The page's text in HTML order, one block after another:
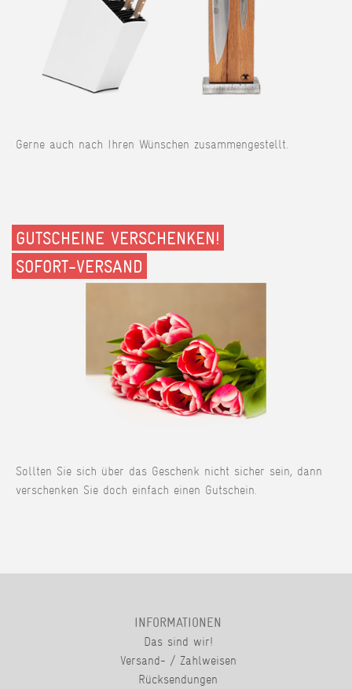
Gerne auch nach Ihren Wünschen zusammengestellt.
GUTSCHEINE VERSCHENKEN!
SOFORT-VERSAND
Sollten Sie sich über das Geschenk nicht sicher sein, dann
verschenken Sie doch einfach einen Gutschein.
INFORMATIONEN
Das sind wir!
Versand- / Zahlweisen
Rücksendungen